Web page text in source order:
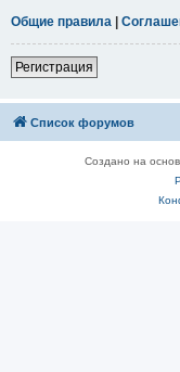
Общие правила |
Регистрация
Список форумов
Создано на